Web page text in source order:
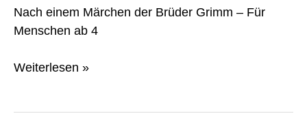
Nach einem Märchen der Brüder Grimm – Für
Menschen ab 4
Weiterlesen »